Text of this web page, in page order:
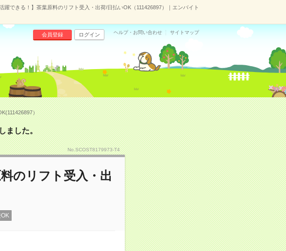
躍できる！】茶葉原料のリフト受入・出荷/日払いOK（111426897）｜エンバイト
会員登録 ログイン ヘルプ・お問い合わせ サイトマップ
）
ました。
No.SCOST8179973-T4
のリフト受入・出